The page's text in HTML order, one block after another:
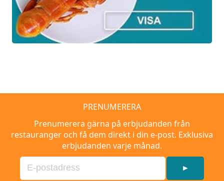
ÖVERNATTNING
I ett av Dubbelrum Classic
JULBORD
Julbord i hotellets ombonade matsal.
Serveras vid ert bord i form av en
femrätters middag.
PRENUMERERA
Prenumerera gärna på erbjudanden från
restauranger och få dem direkt i din e-post. Exklusiva
erbjudanden varje månad.
►